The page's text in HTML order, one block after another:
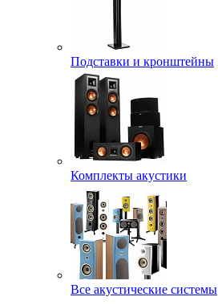
Подставки и кронштейны
Комплекты акустики
Все акустические системы